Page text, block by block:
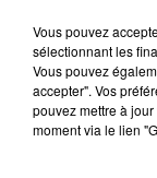
Vous pouvez
sélectionnant les
Vous pouvez
accepter". Vos
pouvez mettre à
moment via le lien